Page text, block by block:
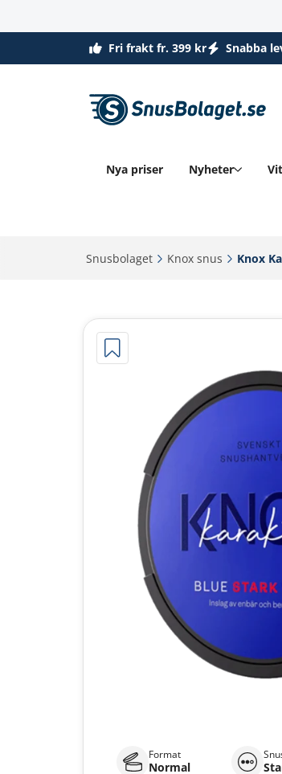
Fri frakt fr. 399 kr Snabba
Nya priser Nyheter
Snusbolaget‎ Knox snus‎ Knox
Format
Normal